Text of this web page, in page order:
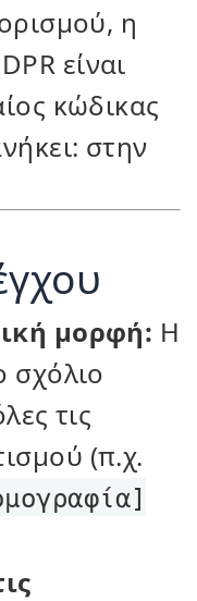
η
είναι
κώδικας
στην
μορφή: Η
σχόλιο
τις
(π.χ.